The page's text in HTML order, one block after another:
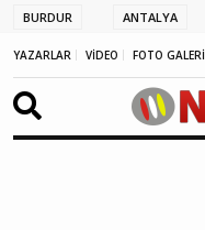
BURDUR ANTALYA
YAZARLAR VİDEO FOTO GALERİ